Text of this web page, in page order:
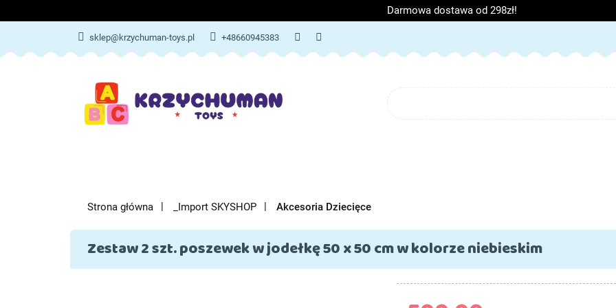
Darmowa dostawa od 298zł!
sklep@krzychuman-toys.pl +48660945383
ZABAWKI AKCESORIA DZIECIĘCE ARTYKUŁY SZKOLNE O NAS
Strona główna _Import SKYSHOP Akcesoria Dziecięce
Zestaw 2 szt. poszewek w jodełkę 50 x 50 cm w kolorze niebieskim